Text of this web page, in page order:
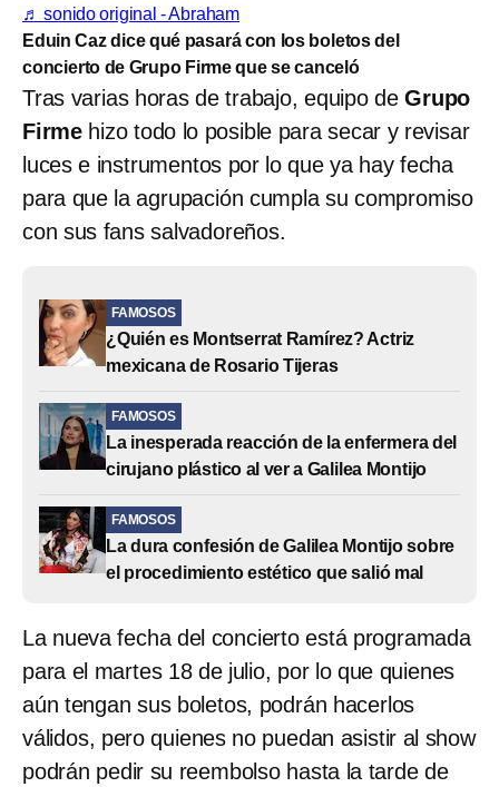
♬ sonido original - Abraham
Eduin Caz dice qué pasará con los boletos del
concierto de Grupo Firme que se canceló
Tras varias horas de trabajo, equipo deGrupo
Firme hizo todo lo posible para secar y revisar
luces e instrumentos por lo que ya hay fecha
para que la agrupación cumpla su compromiso
con sus fans salvadoreños.
FAMOSOS
¿Quién es Montserrat Ramírez? Actriz
mexicana de Rosario Tijeras
FAMOSOS
La inesperada reacción de la enfermera del
cirujano plástico al ver a Galilea Montijo
FAMOSOS
La dura confesión de Galilea Montijo sobre
el procedimiento estético que salió mal
La nueva fecha del concierto está programada
para el martes 18 de julio, por lo que quienes
aún tengan sus boletos, podrán hacerlos
válidos, pero quienes no puedan asistir al show
podrán pedir su reembolso hasta la tarde de